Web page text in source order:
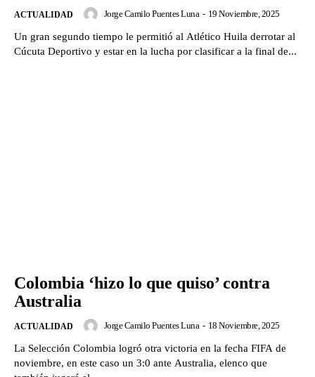
ACTUALIDAD Jorge Camilo Puentes Luna - 19 Noviembre, 2025
Un gran segundo tiempo le permitió al Atlético Huila derrotar al
Cúcuta Deportivo y estar en la lucha por clasificar a la final de...
Colombia ‘hizo lo que quiso’ contra
Australia
ACTUALIDAD Jorge Camilo Puentes Luna - 18 Noviembre, 2025
La Selección Colombia logró otra victoria en la fecha FIFA de
noviembre, en este caso un 3:0 ante Australia, elenco que